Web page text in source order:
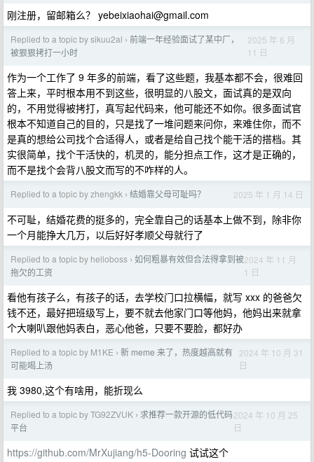
刚注册，留邮箱么？ yebeixiaohai@gmail.com
Replied to a topic by sikuu2al › 前端一年经验面试了某中厂，
被狠狠拷打一小时
2025 年 6 月
11 日
作为一个工作了 9 年多的前端，看了这些题，我基本都不会，很难回
答上来，平时根本用不到这些，很明显的八股文，面试真的是双向
的，不用觉得被拷打，真写起代码来，他可能还不如你。很多面试官
根本不知道自己的目的，只是找了一堆问题来问你，来难住你，而不
是真的想给公司找个合适得人，或者是给自己找个能干活的搭档。其
实很简单，找个干活快的，机灵的，能分担点工作，这才是正确的，
而不是找个会背八股文而写的不咋样的人。
Replied to a topic by zhengkk › 结婚靠父母可耻吗？ 2025 年 1 月 14 日
不可耻，结婚花费的挺多的，完全靠自己的话基本上做不到，除非你
一个月能挣大几万，以后好好孝顺父母就行了
Replied to a topic by helloboss › 如何粗暴有效但合法得拿到被
拖欠的工资
2024 年 11 月
1 日
看他有孩子么，有孩子的话，去学校门口拉横幅，就写 xxx 的爸爸欠
钱不还，最好把班级写上，要不就去他家门口等他妈，他妈出来就拿
个大喇叭跟他妈表白，恶心他爸，只要不要脸，都好办
Replied to a topic by M1KE › 新 meme 来了，热度越高就有
可能喝上汤
2024 年 10 月 31
日
我 3980,这个有啥用，能折现么
Replied to a topic by TG92ZVUK › 求推荐一款开源的低代码
平台
2024 年 10 月 25
日
https://github.com/MrXujiang/h5-Dooring 试试这个